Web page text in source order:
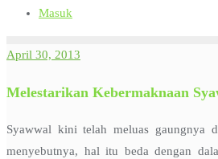
Masuk
April 30, 2013
Melestarikan Kebermaknaan
Syawwal kini telah meluas gaungnya
menyebutnya, hal itu beda dengan